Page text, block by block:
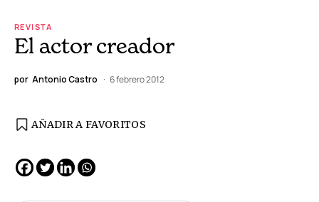
REVISTA
El actor creador
por Antonio Castro 6 febrero 2012
AÑADIR A FAVORITOS